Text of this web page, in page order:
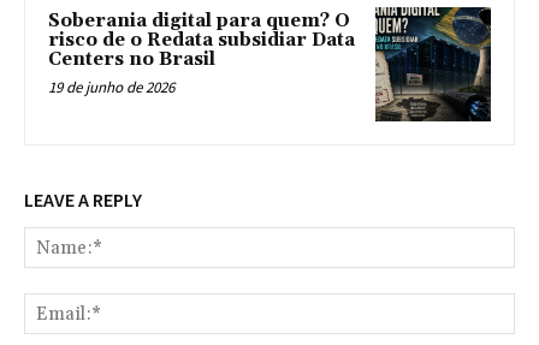
Soberania digital para quem? O
risco de o Redata subsidiar Data
Centers no Brasil
19 de junho de 2026
LEAVE A REPLY